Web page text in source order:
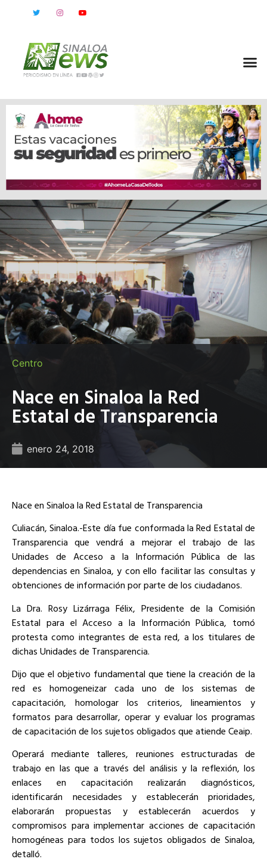
Centro
Nace en Sinaloa la Red
Estatal de Transparencia
enero 24, 2018
Nace en Sinaloa la Red Estatal de Transparencia
Culiacán, Sinaloa.-Este día fue conformada la Red Estatal de
Transparencia que vendrá a mejorar el trabajo de las
Unidades de Acceso a la Información Pública de las
dependencias en Sinaloa, y con ello facilitar las consultas y
obtenciones de información por parte de los ciudadanos.
La Dra. Rosy Lizárraga Félix, Presidente de la Comisión
Estatal para el Acceso a la Información Pública, tomó
protesta como integrantes de esta red, a los titulares de
dichas Unidades de Transparencia.
Dijo que el objetivo fundamental que tiene la creación de la
red es homogeneizar cada uno de los sistemas de
capacitación, homologar los criterios, lineamientos y
formatos para desarrollar, operar y evaluar los programas
de capacitación de los sujetos obligados que atiende Ceaip.
Operará mediante talleres, reuniones estructuradas de
trabajo en las que a través del análisis y la reflexión, los
enlaces en capacitación realizarán diagnósticos,
identificarán necesidades y establecerán prioridades,
elaborarán propuestas y establecerán acuerdos y
compromisos para implementar acciones de capacitación
homogéneas para todos los sujetos obligados de Sinaloa,
detalló.